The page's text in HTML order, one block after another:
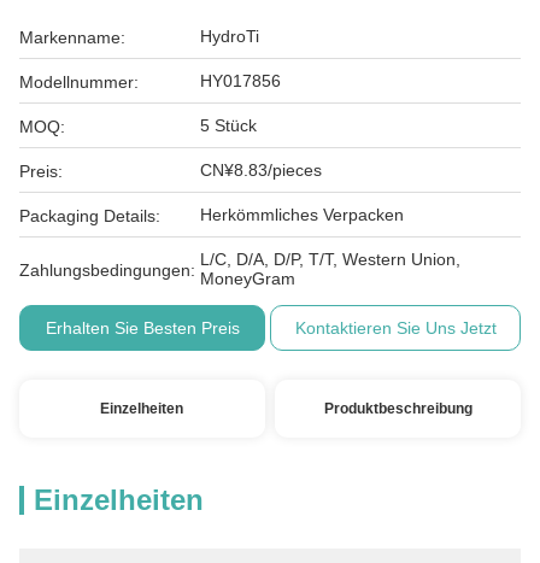
Markenname: HydroTi
Modellnummer: HY017856
MOQ: 5 Stück
Preis: CN¥8.83/pieces
Packaging Details: Herkömmliches Verpacken
Zahlungsbedingungen:
L/C, D/A, D/P, T/T, Western Union,
MoneyGram
Erhalten Sie Besten Preis Kontaktieren Sie Uns Jetzt
Einzelheiten Produktbeschreibung
Einzelheiten